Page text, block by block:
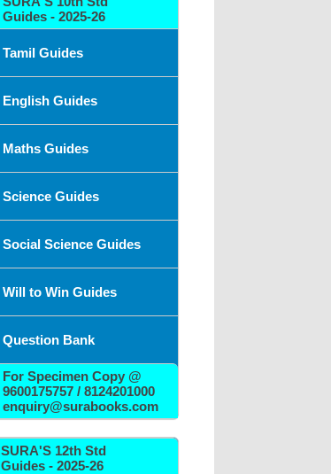
Guides - 2025-26
Tamil Guides
English Guides
Maths Guides
Science Guides
Social Science Guides
Will to Win Guides
Question Bank
For Specimen Copy @
9600175757 / 8124201000
enquiry@surabooks.com
SURA'S 12th Std
Guides - 2025-26